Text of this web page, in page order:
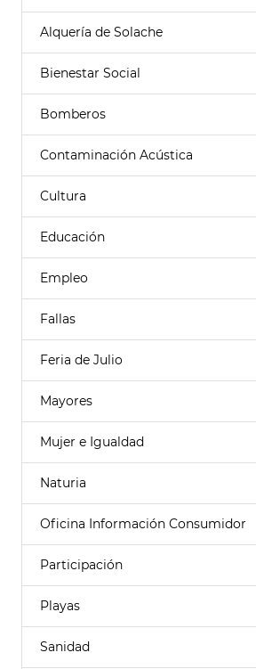
Alquería de Solache
Bienestar Social
Bomberos
Contaminación Acústica
Cultura
Educación
Empleo
Fallas
Feria de Julio
Mayores
Mujer e Igualdad
Naturia
Oficina Información Consumidor
Participación
Playas
Sanidad